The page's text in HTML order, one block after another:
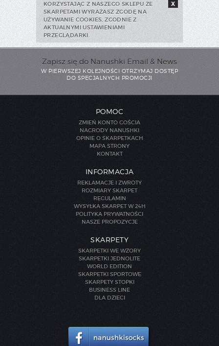
KORZYSTAJĄC Z NASZEGO SKLEPU ZE
SKARPETAMI WYRAŻASZ ZGODĘ NA
UŻYWANIE COOKIES, ZGODNIE Z
AKTUALNYMI USTAWIENIAMI
PRZEGLĄDARKI.
X
Zapisz się do Nanushki Email & News
W PIERWSZEJ KOLEJNOŚCI OTRZYMAJ DOSTĘP
DO SPECJALNYCH PROMOCJI
POMOC
ZMIEŃ KONTO GOŚCIA
NAGRODY NANUSHKI
OPINIE O SKARPETKACH
MAPA STRONY
KONTAKT
INFORMACJA
REKLAMACJE I ZWROTY
ROZMIARY SKARPET
REGULAMIN
WYSYŁKA SKARPET W 24H
POLITYKA PRYWATNOŚCI
NASZE PROPOZYCJE
SKARPETY
SKARPETKI WE WZORY
SKARPETKI JEDNOLITE
WORLD EDITION
SKARPETKI SPORTOWE
SKARPETY STOPKI
BUSINESS LINE
DLA DZIECI